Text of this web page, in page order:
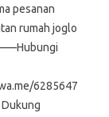
pesanan
rumah joglo
6285647